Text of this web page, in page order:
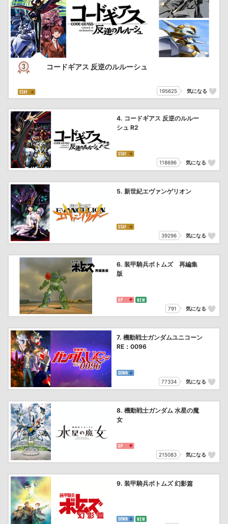
コードギアス 反逆のルルーシュ
195625 気になる
4. コードギアス 反逆のルルー
シュ R2
118696 気になる
5. 新世紀エヴァンゲリオン
39296 気になる
6. 装甲騎兵ボトムズ 再編集
版
791 気になる
7. 機動戦士ガンダムユニコーン
RE：0096
77334 気になる
8. 機動戦士ガンダム 水星の魔
女
215083 気になる
9. 装甲騎兵ボトムズ 幻影篇